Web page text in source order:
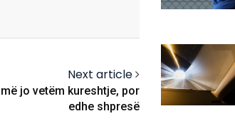
Next article
jo vetëm kureshtje, por
edhe shpresë